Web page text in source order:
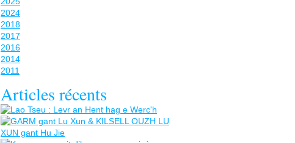
2024
2018
2017
2016
2014
2011
Articles récents